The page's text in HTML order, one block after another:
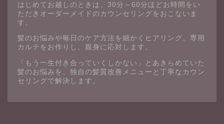
はじめてお越しのときは、30分～60分ほどお時間をい
ただきオーダーメイドのカウンセリングをおこないま
す。
髪のお悩みや毎日のケア方法を細かくヒアリング。専用
カルテをお作りし、親身に応対します。
「もう一生付き合っていくしかない」とあきらめていた
髪のお悩みを、独自の髪質改善メニューと丁寧なカウン
セリングで解決します。